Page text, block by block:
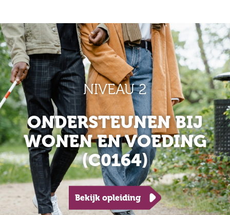
NIVEAU 2
ONDERSTEUNEN BIJ
WONEN EN VOEDING
(C0164)
Bekijk opleiding